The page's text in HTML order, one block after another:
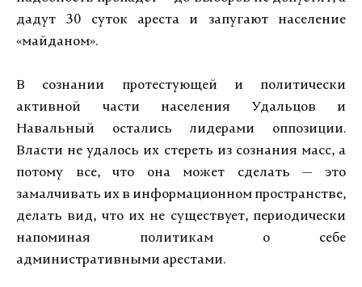
дадут 30 суток ареста и запугают население
«майданом».
В сознании протестующей и политически
активной части населения Удальцов и
Навальный остались лидерами оппозиции.
Власти не удалось их стереть из сознания масс, а
потому все, что она может сделать — это
замалчивать их в информационном пространстве,
делать вид, что их не существует, периодически
напоминая политикам о себе
административными арестами.